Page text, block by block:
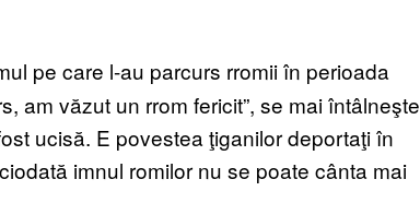
pe care l-au parcurs rromii în perioada
am văzut un rrom fericit”, se mai întâlneşte
ucisă. E povestea ţiganilor deportaţi în
imnul romilor nu se poate cânta mai